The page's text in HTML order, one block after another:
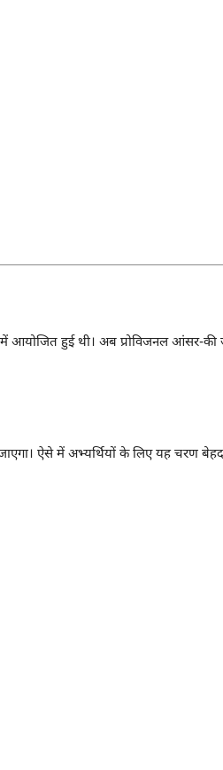
आयोजित हुई थी। अब प्रोविजनल आंसर-की
ऐसे में अभ्यर्थियों के लिए यह चरण बेहद